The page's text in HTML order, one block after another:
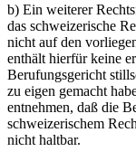
b) Ein weiterer
das schweizerische
nicht auf den
enthält hierfür keine
Berufungsgericht
zu eigen gemacht
entnehmen, daß die
schweizerischem
nicht haltbar.